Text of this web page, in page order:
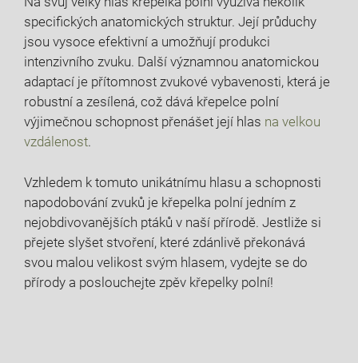
specifických anatomických struktur. Její průduchy
jsou vysoce efektivní a umožňují produkci
intenzivního zvuku. Další významnou anatomickou
adaptací je přítomnost zvukové vybavenosti, která je
robustní a zesílená, což dává křepelce polní
výjimečnou schopnost přenášet její hlas na velkou
vzdálenost.
Vzhledem k tomuto unikátnímu hlasu a schopnosti
napodobování zvuků je křepelka polní jedním z
nejobdivovanějších ptáků v naší přírodě. Jestliže si
přejete slyšet stvoření, které zdánlivě překonává
svou malou velikost svým hlasem, vydejte se do
přírody a poslouchejte zpěv křepelky polní!